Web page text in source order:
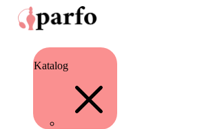
Katalog